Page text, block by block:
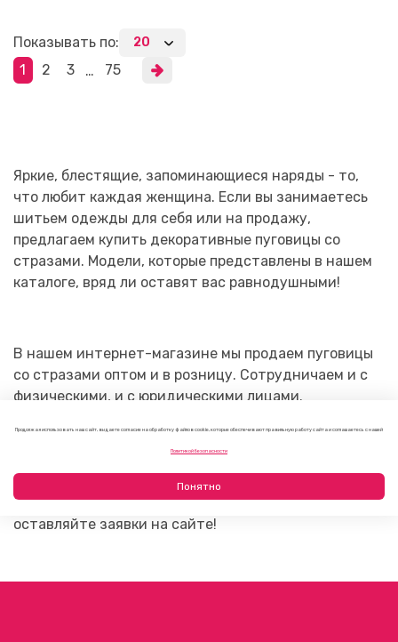
Показывать по:
1
2 3 … 75
Яркие, блестящие, запоминающиеся наряды - то,
что любит каждая женщина. Если вы занимаетесь
шитьем одежды для себя или на продажу,
предлагаем купить декоративные пуговицы со
стразами. Модели, которые представлены в нашем
каталоге, вряд ли оставят вас равнодушными!
В нашем интернет-магазине мы продаем пуговицы
со стразами оптом и в розницу. Сотрудничаем и с
физическими, и с юридическими лицами.
увидеть продукцию своими глазами. Просто
запишитесь на просмотр в наш салон на Невском
пр., д. 80. Звоните по номеру 8911-119-68-86 и
оставляйте заявки на сайте!
Продолжая использовать наш сайт, вы даете согласие на обработку файлов cookie, которые обеспечивают правильную работу сайта и соглашаетесь с нашей
Политикой безопасности
Понятно